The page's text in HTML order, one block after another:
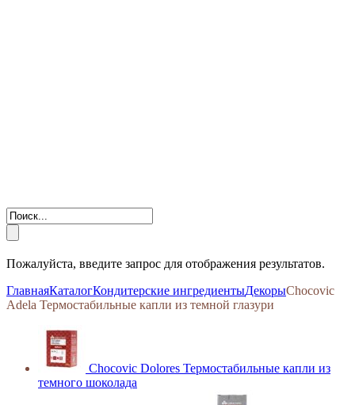
Пожалуйста, введите запрос для отображения результатов.
ГлавнаяКаталогКондитерские ингредиентыДекорыChocovic
Adela Термостабильные капли из темной глазури
Chocovic Dolores Термостабильные капли из
темного шоколада